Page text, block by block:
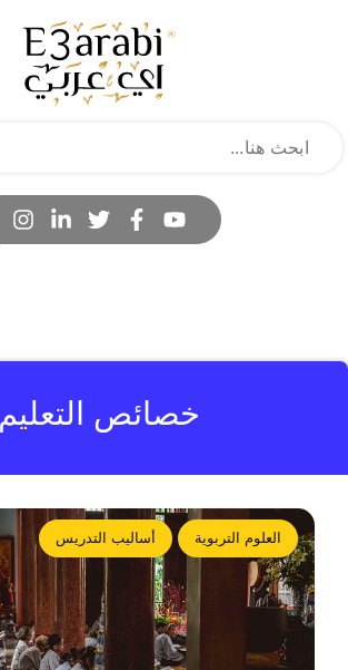
خصائص التعليم
العلوم التربوية أساليب التدريس